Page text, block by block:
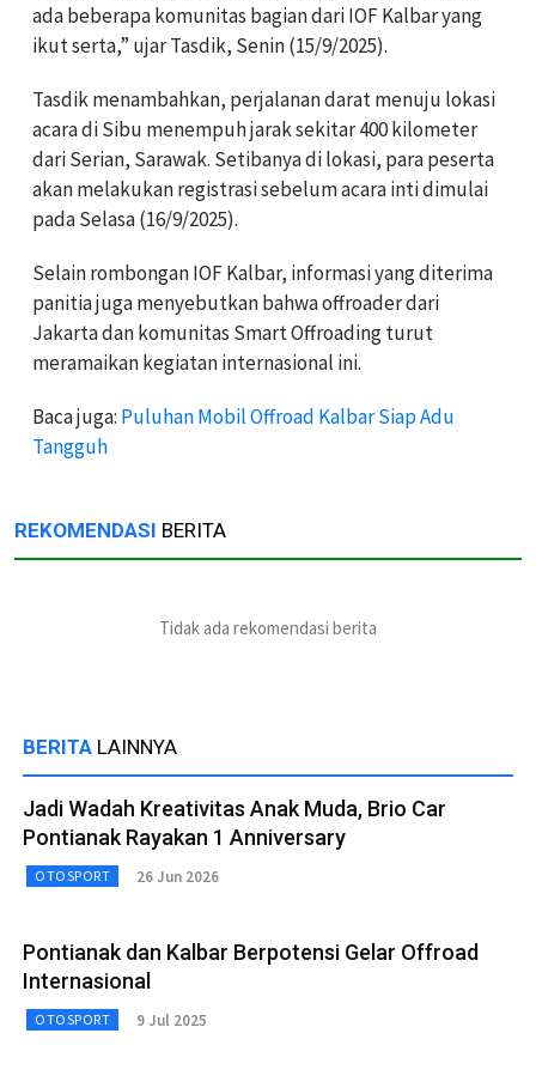
ada beberapa komunitas bagian dari IOF Kalbar yang
ikut serta,” ujar Tasdik, Senin (15/9/2025).
Tasdik menambahkan, perjalanan darat menuju lokasi
acara di Sibu menempuh jarak sekitar 400 kilometer
dari Serian, Sarawak. Setibanya di lokasi, para peserta
akan melakukan registrasi sebelum acara inti dimulai
pada Selasa (16/9/2025).
Selain rombongan IOF Kalbar, informasi yang diterima
panitia juga menyebutkan bahwa offroader dari
Jakarta dan komunitas Smart Offroading turut
meramaikan kegiatan internasional ini.
Baca juga: Puluhan Mobil Offroad Kalbar Siap Adu
Tangguh
REKOMENDASI BERITA
Tidak ada rekomendasi berita
BERITA LAINNYA
Jadi Wadah Kreativitas Anak Muda, Brio Car
Pontianak Rayakan 1 Anniversary
OTOSPORT 26 Jun 2026
Pontianak dan Kalbar Berpotensi Gelar Offroad
Internasional
OTOSPORT 9 Jul 2025